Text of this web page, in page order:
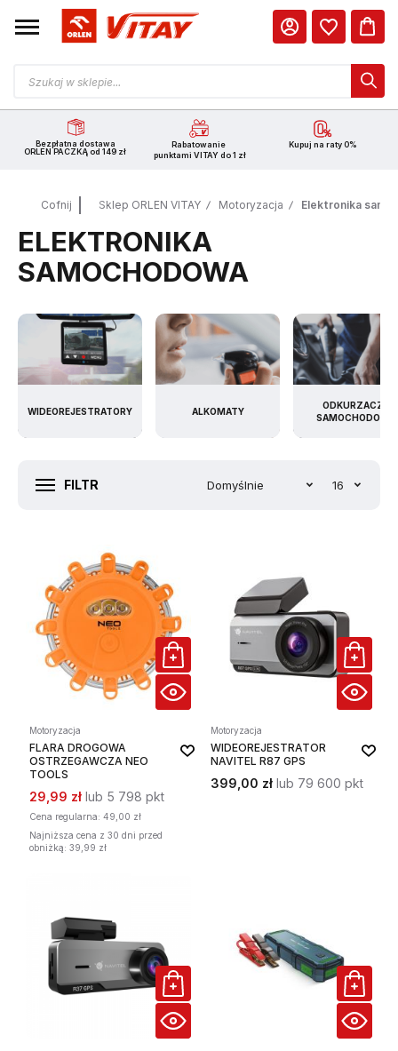
Bezpłatna dostawa
ORLEN PACZKĄ od 149 zł
Rabatowanie
punktami VITAY do 1 zł
Kupuj na raty 0%
Cofnij Sklep ORLEN VITAY Motoryzacja Elektronika
ELEKTRONIKA
SAMOCHODOWA
WIDEOREJESTRATORY ALKOMATY
ODKURZACZE
SAMOCHODOWE
FILTR Domyślnie 16
Motoryzacja
FLARA DROGOWA
OSTRZEGAWCZA NEO
TOOLS
29,99 zł lub 5 798 pkt
Cena regularna: 49,00 zł
Najniższa cena z 30 dni przed
obniżką: 39,99 zł
Motoryzacja
WIDEOREJESTRATOR
NAVITEL R87 GPS
399,00 zł lub 79 600 pkt